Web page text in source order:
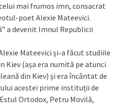
mai frumos imn, consacrat
poet Alexie Mateevici.
a devenit Imnul Republicii
Mateevici și-a făcut studiile
Kiev (așa era numită pe atunci
din Kiev) și era încântat de
acestei prime instituții de
Ortodox, Petru Movilă,